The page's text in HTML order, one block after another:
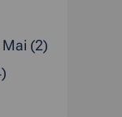
Mai (2)